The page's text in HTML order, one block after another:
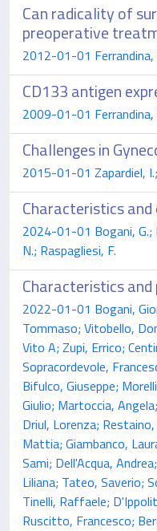
Can radicality of
preoperative
2012-01-01 Ferrandina,
CD133 antigen
2009-01-01 Ferrandina,
Challenges in
2015-01-01 Zapardiel,
Characteristics
2024-01-01 Bogani, G.;
N.; Raspagliesi, F.
Characteristics
2022-01-01 Bogani,
Tommaso; Vitobello,
Vito A; Zupi, Errico;
Sopracordevole,
Bifulco, Giuseppe;
Giulio; Martoccia,
Driul, Lorenza;
Mattia; Giambanco,
Sami; Dell'Acqua,
Liliana; Tateo, Saverio;
Tinelli, Raffaele;
Ruscitto, Francesco;